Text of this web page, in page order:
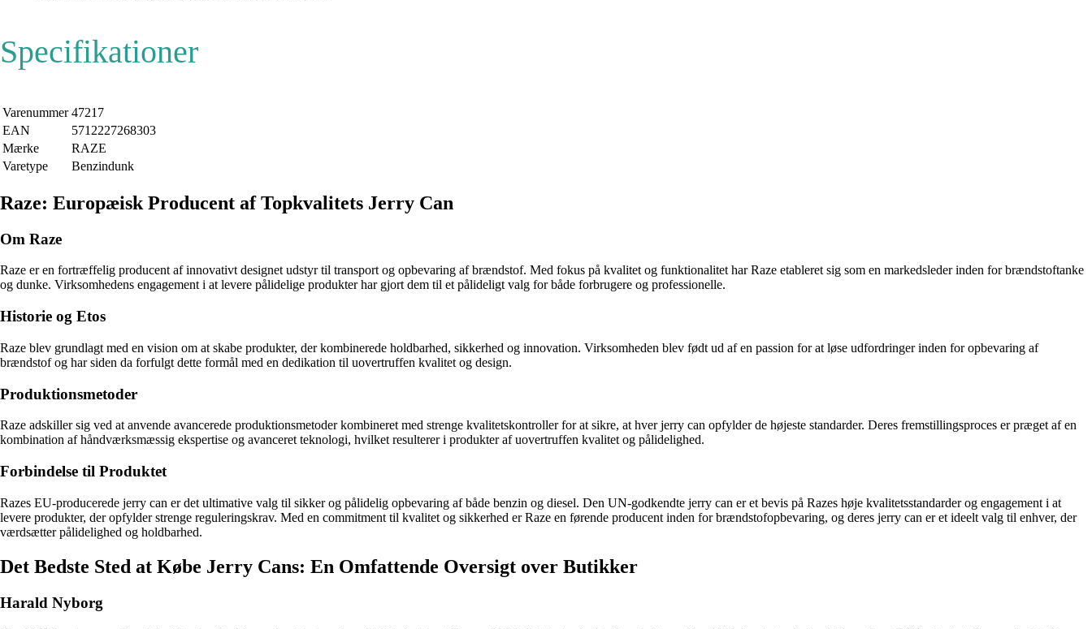
Specifikationer
Varenummer 47217
EAN
5712227268303
Mærke
RAZE
Varetype
Benzindunk
Raze: Europæisk Producent af Topkvalitets Jerry Can
Om Raze
Raze er en fortræffelig producent af innovativt designet udstyr til transport og opbevaring af brændstof. Med fokus på kvalitet og funktionalitet har Raze etableret sig som en markedsleder inden for brændstoftanke
og dunke. Virksomhedens engagement i at levere pålidelige produkter har gjort dem til et pålideligt valg for både forbrugere og professionelle.
Historie og Etos
Raze blev grundlagt med en vision om at skabe produkter, der kombinerede holdbarhed, sikkerhed og innovation. Virksomheden blev født ud af en passion for at løse udfordringer inden for opbevaring af
brændstof og har siden da forfulgt dette formål med en dedikation til uovertruffen kvalitet og design.
Produktionsmetoder
Raze adskiller sig ved at anvende avancerede produktionsmetoder kombineret med strenge kvalitetskontroller for at sikre, at hver jerry can opfylder de højeste standarder. Deres fremstillingsproces er præget af en
kombination af håndværksmæssig ekspertise og avanceret teknologi, hvilket resulterer i produkter af uovertruffen kvalitet og pålidelighed.
Forbindelse til Produktet
Razes EU-producerede jerry can er det ultimative valg til sikker og pålidelig opbevaring af både benzin og diesel. Den UN-godkendte jerry can er et bevis på Razes høje kvalitetsstandarder og engagement i at
levere produkter, der opfylder strenge reguleringskrav. Med en commitment til kvalitet og sikkerhed er Raze en førende producent inden for brændstofopbevaring, og deres jerry can er et ideelt valg til enhver, der
værdsætter pålidelighed og holdbarhed.
Det Bedste Sted at Købe Jerry Cans: En Omfattende Oversigt over Butikker
Harald Nyborg